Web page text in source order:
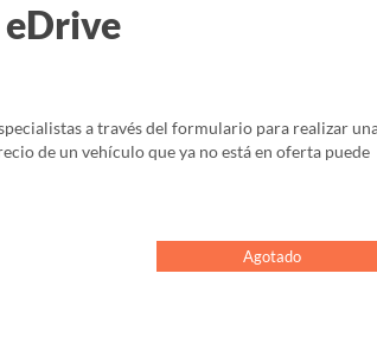
eDrive
a través del formulario para realizar
de un vehículo que ya no está en oferta puede
Agotado